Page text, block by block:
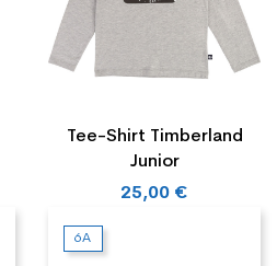
Tee-Shirt Timberland
Junior
25,00 €
6A